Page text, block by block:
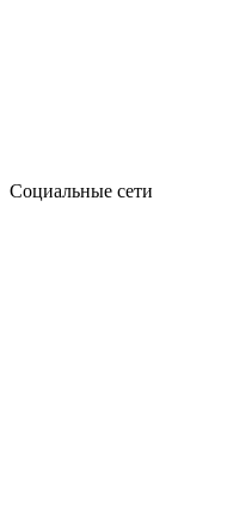
Социальные сети